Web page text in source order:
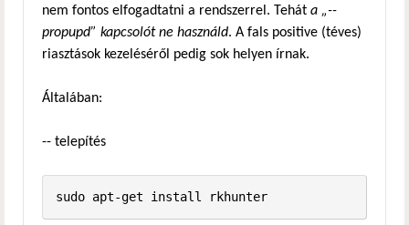
nem fontos elfogadtatni a rendszerrel. Tehát a „--
propupd” kapcsolót ne használd. A fals positive (téves)
riasztások kezeléséről pedig sok helyen írnak.
Általában:
-- telepítés
sudo apt-get install rkhunter